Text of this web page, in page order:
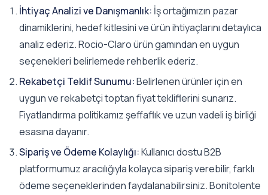
İhtiyaç Analizi ve Danışmanlık: İş ortağımızın pazar
dinamiklerini, hedef kitlesini ve ürün ihtiyaçlarını detaylıca
analiz ederiz. Rocio-Claro ürün gamından en uygun
seçenekleri belirlemede rehberlik ederiz.
Rekabetçi Teklif Sunumu:Belirlenen ürünler için en
uygun ve rekabetçi toptan fiyat tekliflerini sunarız.
Fiyatlandırma politikamız şeffaflık ve uzun vadeli iş birliği
esasına dayanır.
Sipariş ve Ödeme Kolaylığı:Kullanıcı dostu B2B
platformumuz aracılığıyla kolayca sipariş verebilir, farklı
ödeme seçeneklerinden faydalanabilirsiniz. Bonitolente